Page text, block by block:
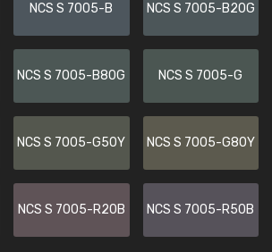
NCS S 7005-B NCS S 7005-B20G
NCS S 7005-B80G NCS S 7005-G
NCS S 7005-G50Y NCS S 7005-G80Y
NCS S 7005-R20B NCS S 7005-R50B